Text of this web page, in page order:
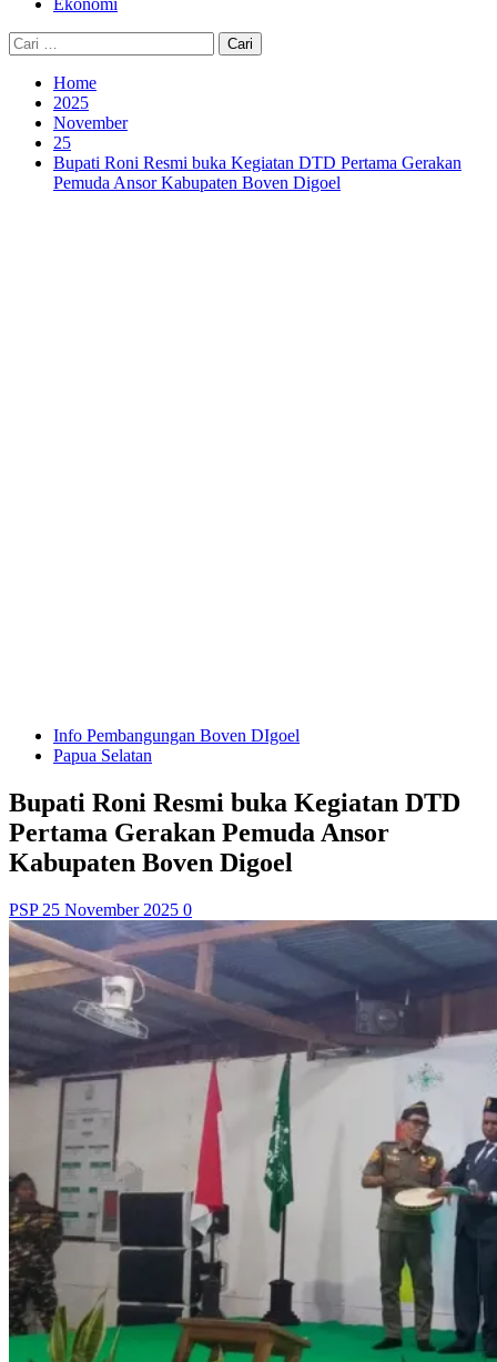
Ekonomi
Cari
untuk:
Home
2025
November
25
Bupati Roni Resmi buka Kegiatan DTD Pertama Gerakan
Pemuda Ansor Kabupaten Boven Digoel
Info Pembangungan Boven DIgoel
Papua Selatan
Bupati Roni Resmi buka Kegiatan DTD
Pertama Gerakan Pemuda Ansor
Kabupaten Boven Digoel
PSP 25 November 2025 0